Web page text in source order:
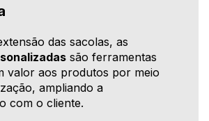
das sacolas, as
são ferramentas
valor aos produtos por meio
ampliando a
com o cliente.